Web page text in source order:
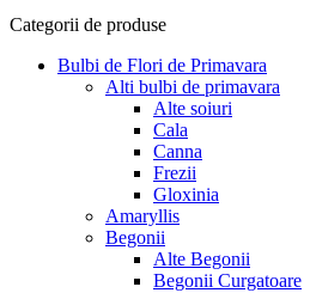
Categorii de produse
Bulbi de Flori de Primavara
Alti bulbi de primavara
Alte soiuri
Cala
Canna
Frezii
Gloxinia
Amaryllis
Begonii
Alte Begonii
Begonii Curgatoare